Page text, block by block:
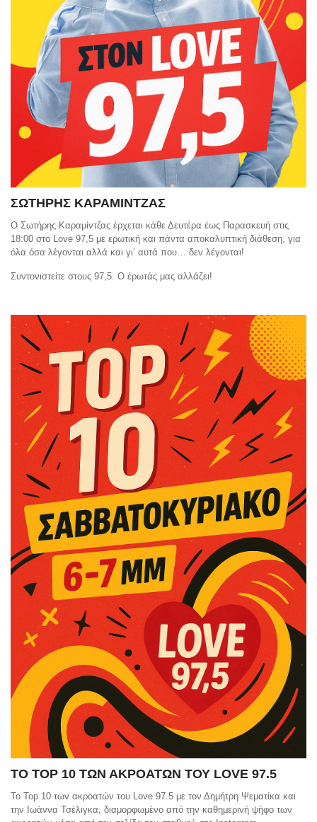
ΣΩΤΗΡΗΣ ΚΑΡΑΜΙΝΤΖΑΣ
Ο Σωτήρης Καραμίντζας έρχεται κάθε Δευτέρα έως Παρασκευή στις
18:00 στο Love 97,5 με ερωτική και πάντα αποκαλυπτική διάθεση, για
όλα όσα λέγονται αλλά και γι’ αυτά που… δεν λέγονται!
Συντονιστείτε στους 97,5. Ο έρωτάς μας αλλάζει!
TΟ TOP 10 ΤΩΝ ΑΚΡΟΑΤΩΝ ΤΟΥ LOVE 97.5
To Top 10 των ακροατών του Love 97.5 με τον Δημήτρη Ψεματίκα και
την Ιωάννα Τσέλιγκα, διαμορφωμένο από την καθημερινή ψήφο των